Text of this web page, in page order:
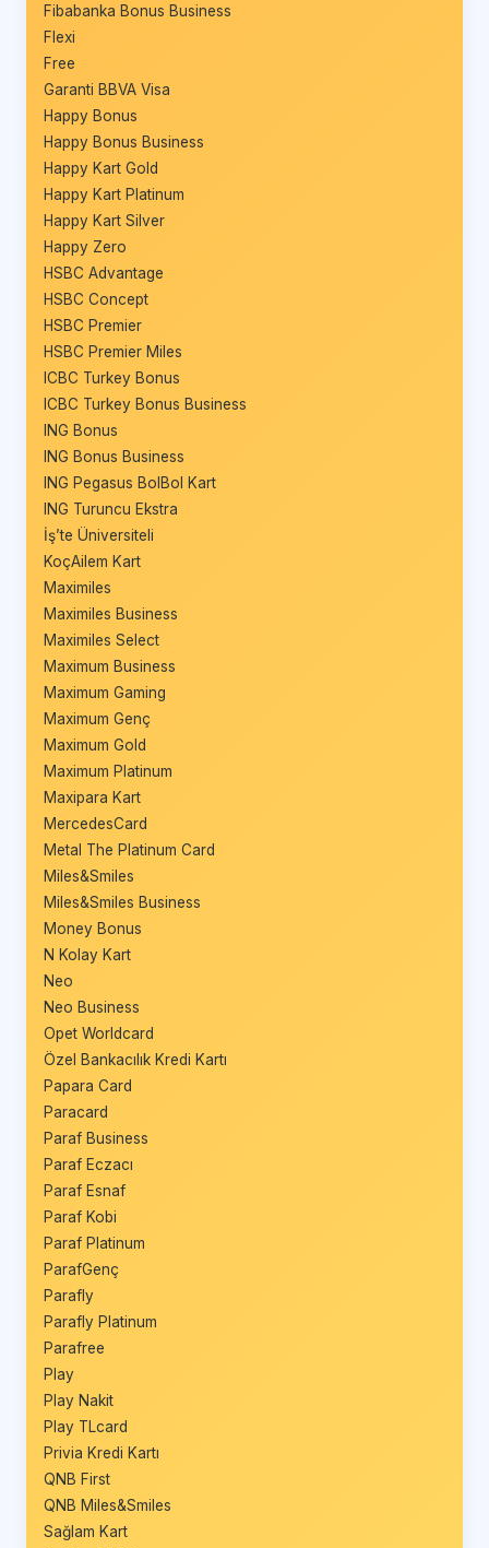
Fibabanka Bonus Business
Flexi
Free
Garanti BBVA Visa
Happy Bonus
Happy Bonus Business
Happy Kart Gold
Happy Kart Platinum
Happy Kart Silver
Happy Zero
HSBC Advantage
HSBC Concept
HSBC Premier
HSBC Premier Miles
ICBC Turkey Bonus
ICBC Turkey Bonus Business
ING Bonus
ING Bonus Business
ING Pegasus BolBol Kart
ING Turuncu Ekstra
İş’te Üniversiteli
KoçAilem Kart
Maximiles
Maximiles Business
Maximiles Select
Maximum Business
Maximum Gaming
Maximum Genç
Maximum Gold
Maximum Platinum
Maxipara Kart
MercedesCard
Metal The Platinum Card
Miles&Smiles
Miles&Smiles Business
Money Bonus
N Kolay Kart
Neo
Neo Business
Opet Worldcard
Özel Bankacılık Kredi Kartı
Papara Card
Paracard
Paraf Business
Paraf Eczacı
Paraf Esnaf
Paraf Kobi
Paraf Platinum
ParafGenç
Parafly
Parafly Platinum
Parafree
Play
Play Nakit
Play TLcard
Privia Kredi Kartı
QNB First
QNB Miles&Smiles
Sağlam Kart